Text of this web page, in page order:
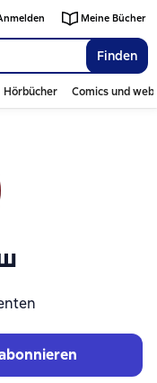
Finden
Meine Bücher
Hörbücher Comics und